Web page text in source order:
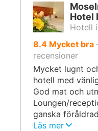
Hotel
Hotell
8.4av
10,
Mycket bra
recensioner
Mycket lugnt
hotell med
God mat och
Loungen/
ganska
särskilt mysig.
Läs mer